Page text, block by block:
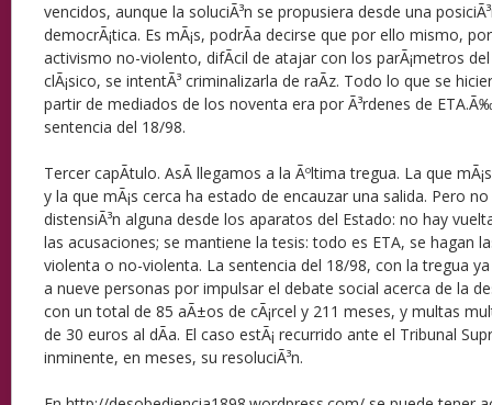
vencidos, aunque la soluciÃ³n se propusiera desde una
democrÃ¡tica. Es mÃ¡s, podrÃ­a decirse que por ello mismo,
activismo no-violento, difÃ­cil de atajar con los parÃ¡metros
clÃ¡sico, se intentÃ³ criminalizarla de raÃ­z. Todo lo que se
partir de mediados de los noventa era por Ã³rdenes de
sentencia del 18/98.
Tercer capÃ­tulo. AsÃ­ llegamos a la Ãºltima tregua. La que
y la que mÃ¡s cerca ha estado de encauzar una salida. Pero
distensiÃ³n alguna desde los aparatos del Estado: no hay
las acusaciones; se mantiene la tesis: todo es ETA, se hagan
violenta o no-violenta. La sentencia del 18/98, con la tregua
a nueve personas por impulsar el debate social acerca de la
con un total de 85 aÃ±os de cÃ¡rcel y 211 meses, y multas
de 30 euros al dÃ­a. El caso estÃ¡ recurrido ante el Tribunal
inminente, en meses, su resoluciÃ³n.